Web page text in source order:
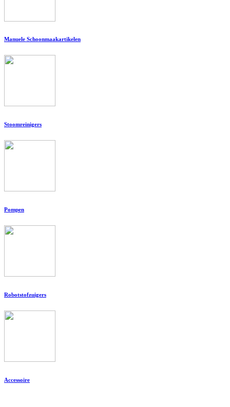
Manuele Schoonmaakartikelen
Stoomreinigers
Pompen
Robotstofzuigers
Accessoire